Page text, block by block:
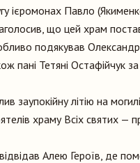
ієромонах Павло
що цей храм
подякував
пані Тетяні Остафійчук
літію на
храму Всіх святих —
Алею Героїв, де